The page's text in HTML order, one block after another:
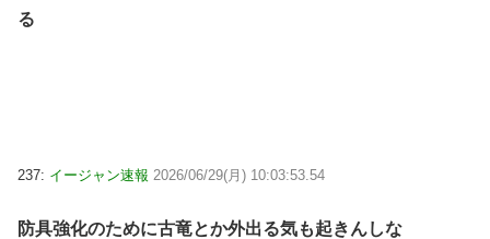
る
237: イージャン速報 2026/06/29(月) 10:03:53.54
防具強化のために古竜とか外出る気も起きんしな